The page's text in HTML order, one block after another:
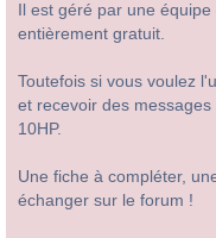
Il est géré par une
entièrement gratuit.
Toutefois si vous voulez
et recevoir des
10HP.
Une fiche à compléter,
échanger sur le forum !